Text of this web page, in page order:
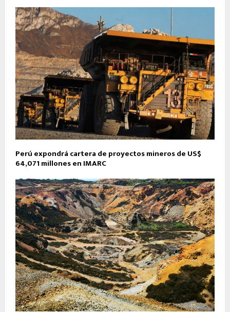
Perú expondrá cartera de proyectos mineros de US$
64,071 millones en IMARC